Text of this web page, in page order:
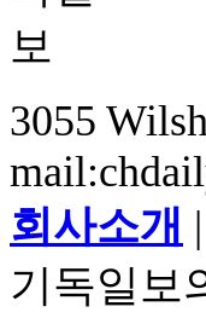
3055
회사소개
기독일보